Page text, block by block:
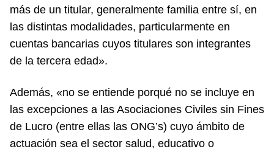
más de un titular, generalmente familia entre sí, en
las distintas modalidades, particularmente en
cuentas bancarias cuyos titulares son integrantes
de la tercera edad».
Además, «no se entiende porqué no se incluye en
las excepciones a las Asociaciones Civiles sin Fines
de Lucro (entre ellas las ONG’s) cuyo ámbito de
actuación sea el sector salud, educativo o